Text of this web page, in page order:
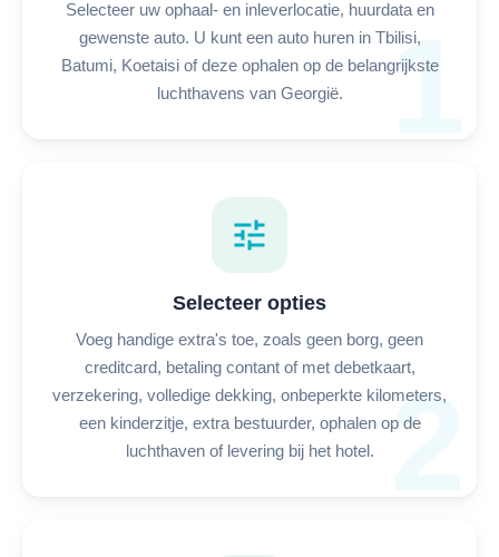
1
Selecteer uw ophaal- en inleverlocatie, huurdata en
gewenste auto. U kunt een auto huren in Tbilisi,
Batumi, Koetaisi of deze ophalen op de belangrijkste
luchthavens van Georgië.
2
tune
Selecteer opties
Voeg handige extra's toe, zoals geen borg, geen
creditcard, betaling contant of met debetkaart,
verzekering, volledige dekking, onbeperkte kilometers,
een kinderzitje, extra bestuurder, ophalen op de
luchthaven of levering bij het hotel.